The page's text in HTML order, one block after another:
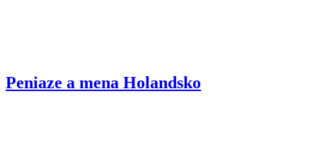
Peniaze a mena Holandsko